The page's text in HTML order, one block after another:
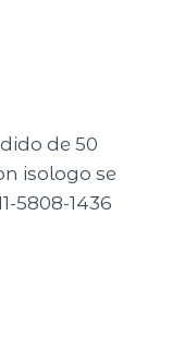
de 50
isologo se
5808-1436